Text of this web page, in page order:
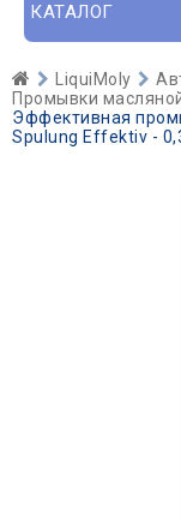
КАТАЛОГ
LiquiMoly
Промывки
Эффективная
Spulung Effektiv -